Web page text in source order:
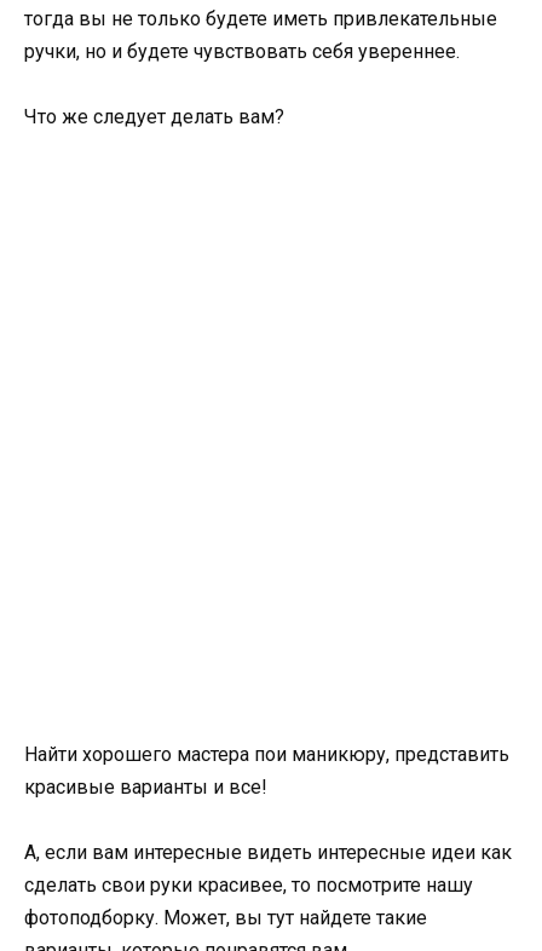
тогда вы не только будете иметь привлекательные
ручки, но и будете чувствовать себя увереннее.
Что же следует делать вам?
Найти хорошего мастера пои маникюру, представить
красивые варианты и все!
А, если вам интересные видеть интересные идеи как
сделать свои руки красивее, то посмотрите нашу
фотоподборку. Может, вы тут найдете такие